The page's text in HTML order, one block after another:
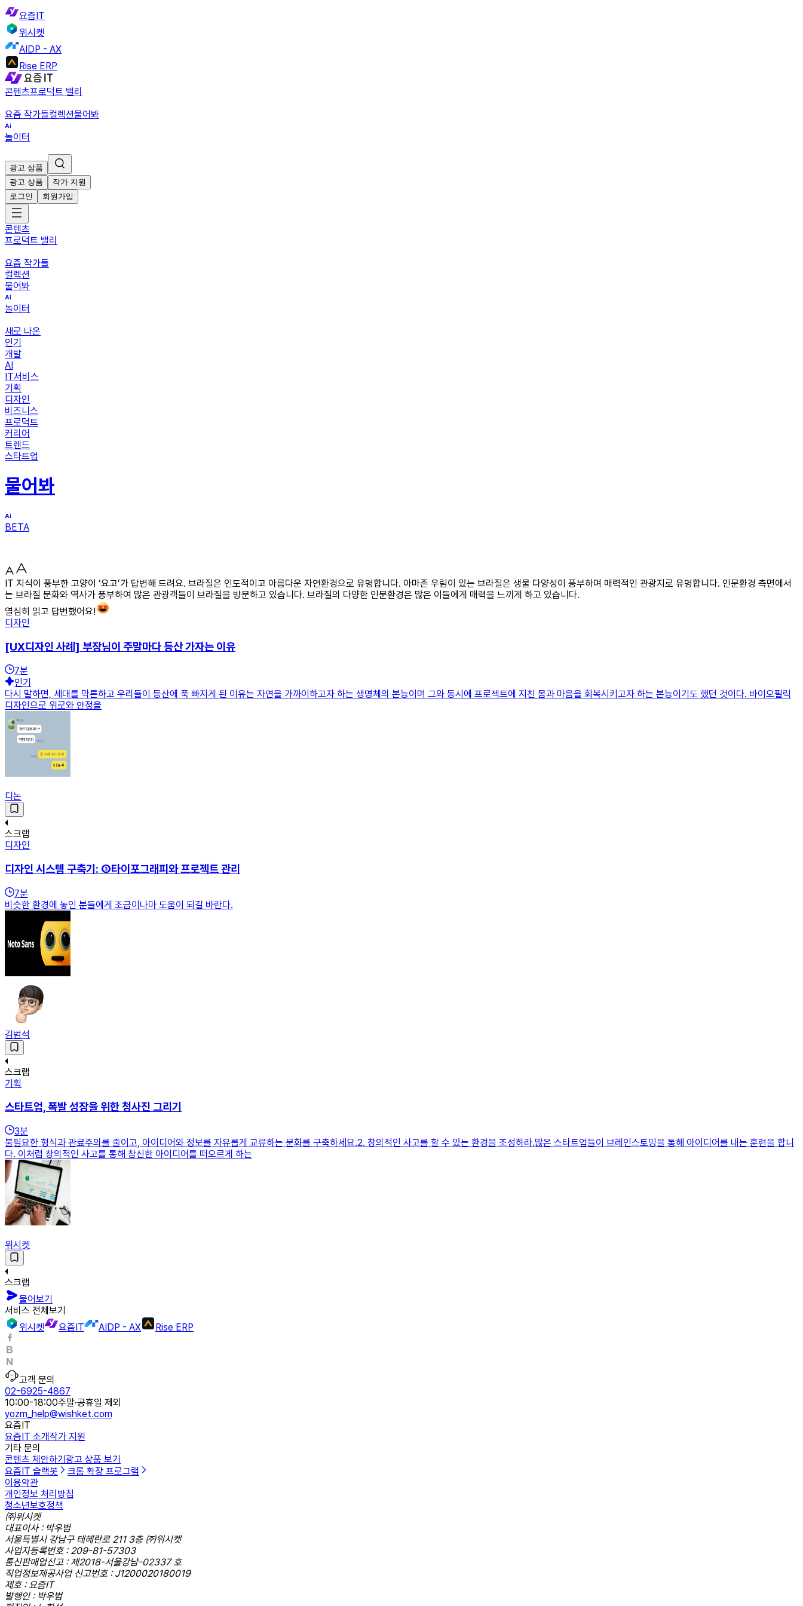
요즘IT
위시켓
AIDP - AX
Rise ERP
콘텐츠프로덕트 밸리
요즘 작가들컬렉션물어봐
놀이터
광고 상품
광고 상품
작가 지원
로그인
회원가입
콘텐츠
프로덕트 밸리
요즘 작가들
컬렉션
물어봐
놀이터
새로 나온
인기
개발
AI
IT서비스
기획
디자인
비즈니스
프로덕트
커리어
트렌드
스타트업
물어봐
BETA
IT 지식이 풍부한 고양이 ‘요고’가 답변해 드려요. 브라질은 인도적이고 아름다운 자연환경으로 유명합니다. 아마존 우림이 있는 브라질은 생물 다양성이 풍부하며 매력적인 관광지로 유명합니다. 인문환경 측면에서
는 브라질 문화와 역사가 풍부하여 많은 관광객들이 브라질을 방문하고 있습니다. 브라질의 다양한 인문환경은 많은 이들에게 매력을 느끼게 하고 있습니다.
열심히 읽고 답변했어요!
디자인
[UX디자인 사례] 부장님이 주말마다 등산 가자는 이유
7분
인기
다시 말하면, 세대를 막론하고 우리들이 등산에 푹 빠지게 된 이유는 자연을 가까이하고자 하는 생명체의 본능이며 그와 동시에 프로젝트에 지친 몸과 마음을 회복시키고자 하는 본능이기도 했던 것이다. 바이오필릭
디자인으로 위로와 안정을
디논
스크랩
디자인
디자인 시스템 구축기: ③타이포그래피와 프로젝트 관리
7분
비슷한 환경에 놓인 분들에게 조금이나마 도움이 되길 바란다.
김범석
스크랩
기획
스타트업, 폭발 성장을 위한 청사진 그리기
3분
불필요한 형식과 관료주의를 줄이고, 아이디어와 정보를 자유롭게 교류하는 문화를 구축하세요.2. 창의적인 사고를 할 수 있는 환경을 조성하라.많은 스타트업들이 브레인스토밍을 통해 아이디어를 내는 훈련을 합니
다. 이처럼 창의적인 사고를 통해 참신한 아이디어를 떠오르게 하는
위시켓
스크랩
물어보기
서비스 전체보기
위시켓
요즘IT AIDP - AX Rise ERP
고객 문의
02-6925-4867
10:00-18:00주말·공휴일 제외
yozm_help@wishket.com
요즘IT
요즘IT 소개작가 지원
기타 문의
콘텐츠 제안하기 광고 상품 보기
요즘IT 슬랙봇
크롬 확장 프로그램
이용약관
개인정보 처리방침
청소년보호정책
㈜위시켓
대표이사 : 박우범
서울특별시 강남구 테헤란로 211 3층 ㈜위시켓
사업자등록번호 : 209-81-57303
통신판매업신고 : 제2018-서울강남-02337 호
직업정보제공사업 신고번호 : J1200020180019
제호 : 요즘IT
발행인 : 박우범